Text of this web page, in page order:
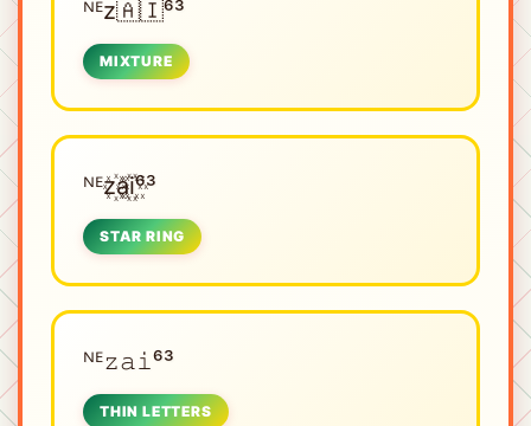
ᴺᴱㅤz🇦🇮⁶³
MIXTURE
ᴺᴱㅤz꙰a꙰i꙰⁶³
STAR RING
ᴺᴱㅤ𝚣𝚊𝚒⁶³
THIN LETTERS